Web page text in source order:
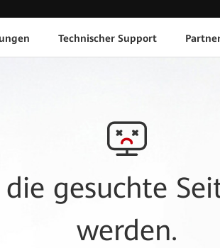
Technischer Support
gesuchte
werden.